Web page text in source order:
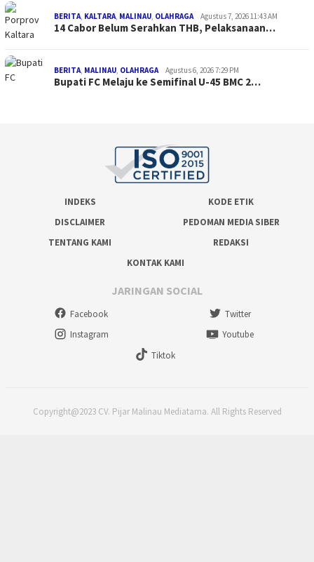
BERITA, KALTARA, MALINAU, OLAHRAGA Agustus 7, 2026 11:43 AM
14 Cabor Belum Serahkan THB, Pelaksanaan…
BERITA, MALINAU, OLAHRAGA Agustus 6, 2026 7:29 PM
Bupati FC Melaju ke Semifinal U-45 BMC 2…
INDEKS
KODE ETIK
DISCLAIMER
PEDOMAN MEDIA SIBER
TENTANG KAMI
REDAKSI
KONTAK KAMI
JARINGAN SOCIAL
Facebook
Twitter
Instagram
Youtube
Tiktok
Copyright@2023 CV. Pijar Malinau Mediatama. All Rights Reserved